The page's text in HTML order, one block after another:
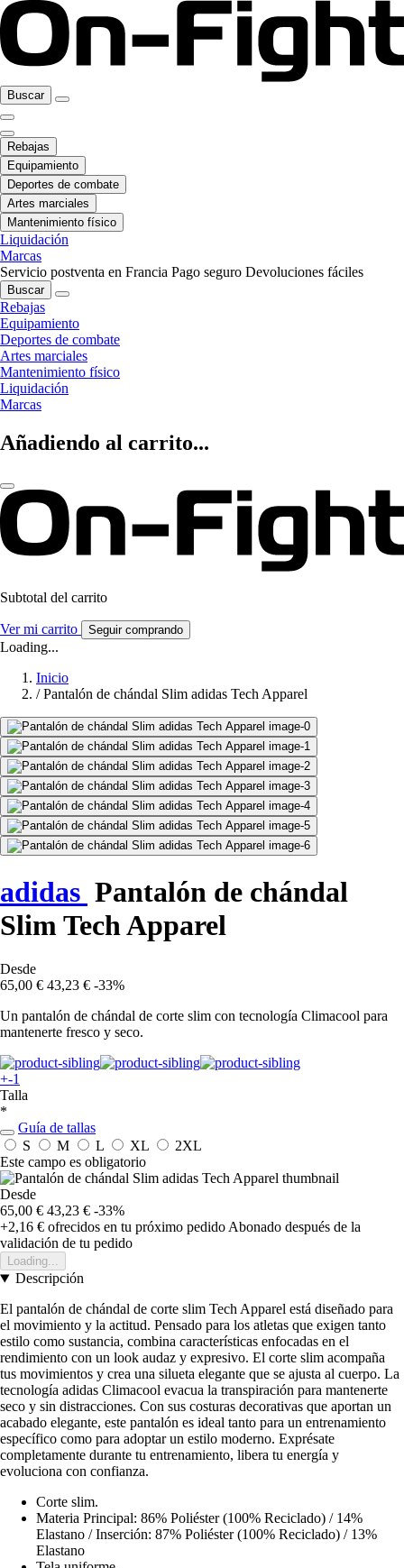
Buscar
Rebajas
Equipamiento
Deportes de combate
Artes marciales
Mantenimiento físico
Liquidación
Marcas
Servicio postventa en Francia Pago seguro Devoluciones fáciles
Buscar
Rebajas
Equipamiento
Deportes de combate
Artes marciales
Mantenimiento físico
Liquidación
Marcas
Añadiendo al carrito...
Subtotal del carrito
Ver mi carrito Seguir comprando
Loading...
Inicio
/ Pantalón de chándal Slim adidas Tech Apparel
adidas Pantalón de chándal
Slim Tech Apparel
Desde
65,00 € 43,23 € -33%
Un pantalón de chándal de corte slim con tecnología Climacool para
mantenerte fresco y seco.
+-1
Talla
*
Guía de tallas
S
M L XL
2XL
Este campo es obligatorio
Desde
65,00 € 43,23 € -33%
+2,16 € ofrecidos en tu próximo pedido Abonado después de la
validación de tu pedido
Loading...
Descripción
El pantalón de chándal de corte slim Tech Apparel está diseñado para
el movimiento y la actitud. Pensado para los atletas que exigen tanto
estilo como sustancia, combina características enfocadas en el
rendimiento con un look audaz y expresivo. El corte slim acompaña
tus movimientos y crea una silueta elegante que se ajusta al cuerpo. La
tecnología adidas Climacool evacua la transpiración para mantenerte
seco y sin distracciones. Con sus costuras decorativas que aportan un
acabado elegante, este pantalón es ideal tanto para un entrenamiento
específico como para adoptar un estilo moderno. Exprésate
completamente durante tu entrenamiento, libera tu energía y
evoluciona con confianza.
Corte slim.
Materia Principal: 86% Poliéster (100% Reciclado) / 14%
Elastano / Inserción: 87% Poliéster (100% Reciclado) / 13%
Elastano